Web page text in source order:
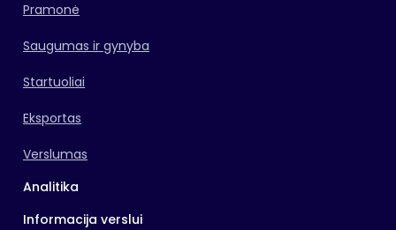
Pramonė
Saugumas ir gynyba
Startuoliai
Eksportas
Verslumas
Analitika
Informacija verslui